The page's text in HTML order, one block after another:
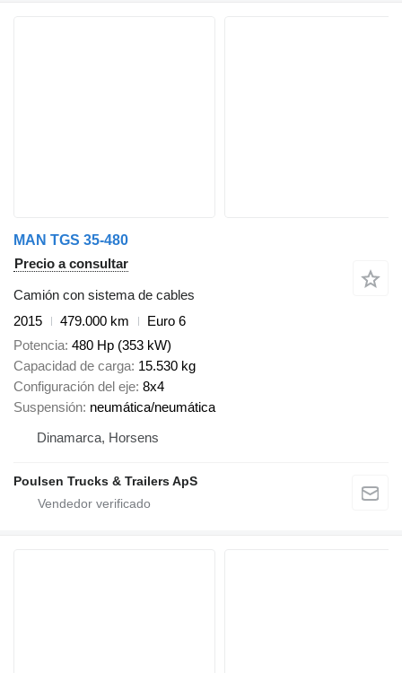
MAN TGS 35-480
Precio a consultar
Camión con sistema de cables
2015
479.000 km
Euro 6
Potencia 480 Hp (353 kW)
Capacidad de carga 15.530 kg
Configuración del eje 8x4
Suspensión neumática/neumática
Dinamarca, Horsens
Poulsen Trucks & Trailers ApS